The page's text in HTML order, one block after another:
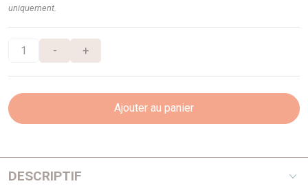
uniquement.
- +
Ajouter au panier
DESCRIPTIF